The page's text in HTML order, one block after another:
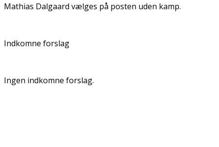
Mathias Dalgaard vælges på posten uden kamp.
Indkomne forslag
Ingen indkomne forslag.